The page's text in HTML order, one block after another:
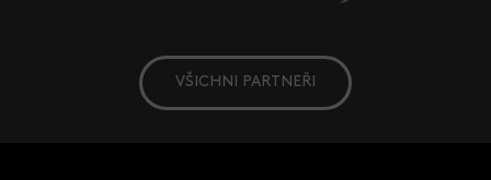
VŠICHNI PARTNEŘI